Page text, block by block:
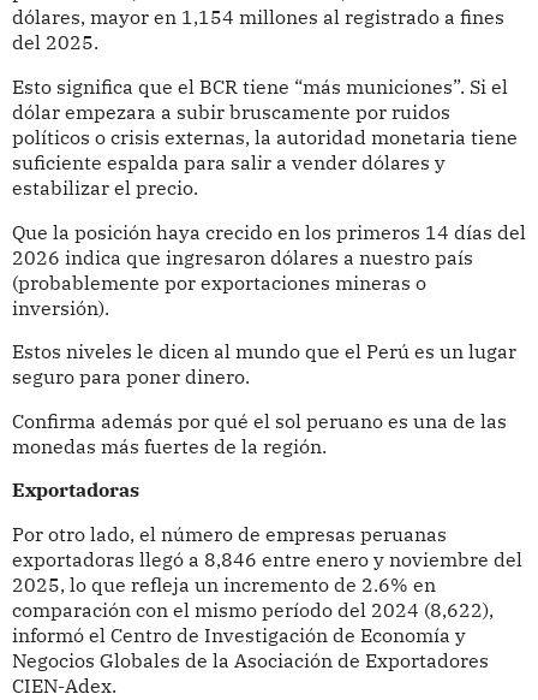
dólares, mayor en 1,154 millones al registrado a fines
del 2025.
Esto significa que el BCR tiene “más municiones”. Si el
dólar empezara a subir bruscamente por ruidos
políticos o crisis externas, la autoridad monetaria tiene
suficiente espalda para salir a vender dólares y
estabilizar el precio.
Que la posición haya crecido en los primeros 14 días del
2026 indica que ingresaron dólares a nuestro país
(probablemente por exportaciones mineras o
inversión).
Estos niveles le dicen al mundo que el Perú es un lugar
seguro para poner dinero.
Confirma además por qué el sol peruano es una de las
monedas más fuertes de la región.
Exportadoras
Por otro lado, el número de empresas peruanas
exportadoras llegó a 8,846 entre enero y noviembre del
2025, lo que refleja un incremento de 2.6% en
comparación con el mismo período del 2024 (8,622),
informó el Centro de Investigación de Economía y
Negocios Globales de la Asociación de Exportadores
CIEN-Adex.